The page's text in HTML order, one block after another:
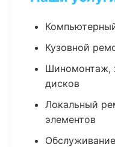
Кузовной
Шиномонтаж,
дисков
Локальный
элементов